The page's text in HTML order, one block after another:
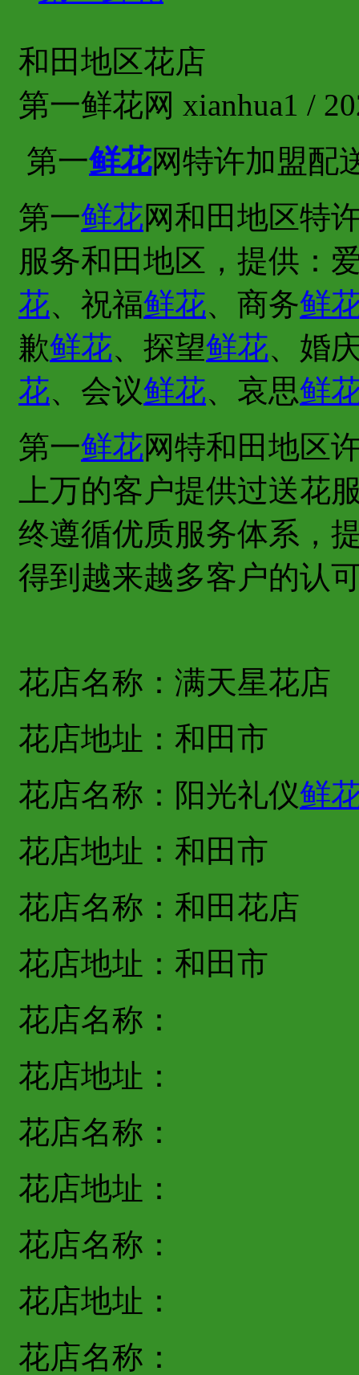
和田地区花店
第一鲜花网 xianhua1 /
第一鲜花网特许加盟
第一鲜花网和田地区特
服务和田地区，提供：
花、祝福鲜花、商务鲜
歉鲜花、探望鲜花、婚
花、会议鲜花、哀思鲜
第一鲜花网特和田地区
上万的客户提供过送花
终遵循优质服务体系，
得到越来越多客户的认
花店名称：满天星花店
花店地址：和田市
花店名称：阳光礼仪鲜
花店地址：和田市
花店名称：和田花店
花店地址：和田市
花店名称：
花店地址：
花店名称：
花店地址：
花店名称：
花店地址：
花店名称：